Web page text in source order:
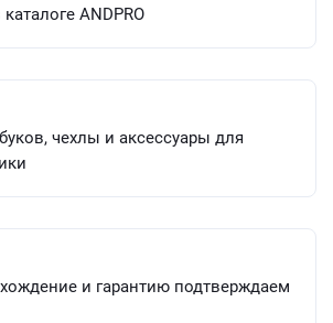
ANDPRO
чехлы и аксессуары для
и гарантию подтверждаем